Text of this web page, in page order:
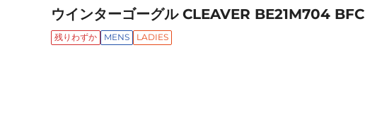
ウインターゴーグル CLEAVER BE21M704 BFC
残りわずか MENS LADIES